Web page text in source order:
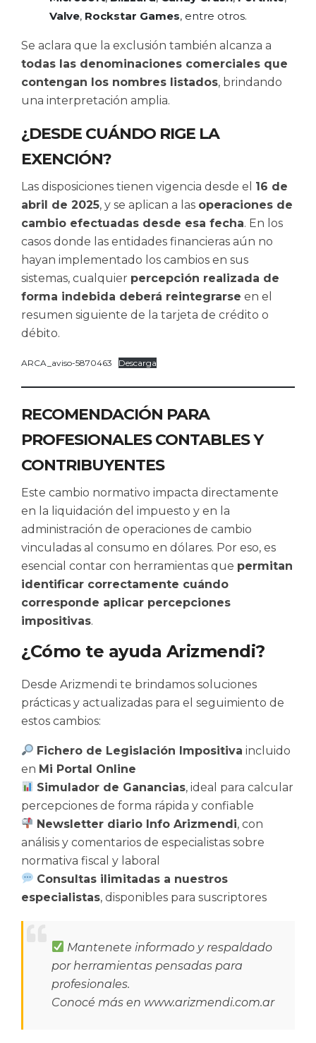
Valve, Rockstar Games, entre otros.
Se aclara que la exclusión también alcanza a
todas las denominaciones comerciales que
contengan los nombres listados, brindando
una interpretación amplia.
¿DESDE CUÁNDO RIGE LA
EXENCIÓN?
Las disposiciones tienen vigencia desde el 16 de
abril de 2025, y se aplican a las operaciones de
cambio efectuadas desde esa fecha. En los
casos donde las entidades financieras aún no
hayan implementado los cambios en sus
sistemas, cualquier percepción realizada de
forma indebida deberá reintegrarse en el
resumen siguiente de la tarjeta de crédito o
débito.
ARCA_aviso-5870463 Descarga
RECOMENDACIÓN PARA
PROFESIONALES CONTABLES Y
CONTRIBUYENTES
Este cambio normativo impacta directamente
en la liquidación del impuesto y en la
administración de operaciones de cambio
vinculadas al consumo en dólares. Por eso, es
esencial contar con herramientas que permitan
identificar correctamente cuándo
corresponde aplicar percepciones
impositivas.
¿Cómo te ayuda Arizmendi?
Desde Arizmendi te brindamos soluciones
prácticas y actualizadas para el seguimiento de
estos cambios:
Fichero de Legislación Impositiva incluido
en Mi Portal Online
Simulador de Ganancias, ideal para calcular
percepciones de forma rápida y confiable
Newsletter diario Info Arizmendi, con
análisis y comentarios de especialistas sobre
normativa fiscal y laboral
Consultas ilimitadas a nuestros
especialistas, disponibles para suscriptores
Mantenete informado y respaldado
por herramientas pensadas para
profesionales.
Conocé más en www.arizmendi.com.ar